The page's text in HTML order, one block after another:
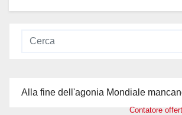
Alla fine dell'agonia Mondiale
Contatore